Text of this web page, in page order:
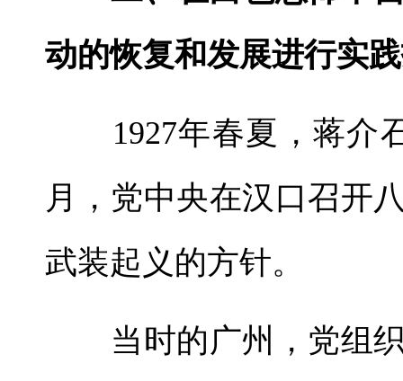
动的恢复和发展进行实
1927年春夏，蒋介
月，党中央在汉口召开
武装起义的方针。
当时的广州，党组织